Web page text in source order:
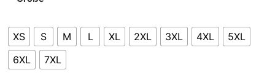
XS S M L XL 2XL 3XL 4XL
5XL
6XL
7XL